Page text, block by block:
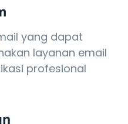
yang dapat
layanan email
profesional